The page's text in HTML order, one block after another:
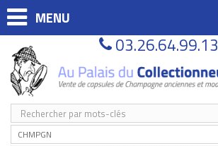
MENU
03.26.64.99.13
CHMPGN